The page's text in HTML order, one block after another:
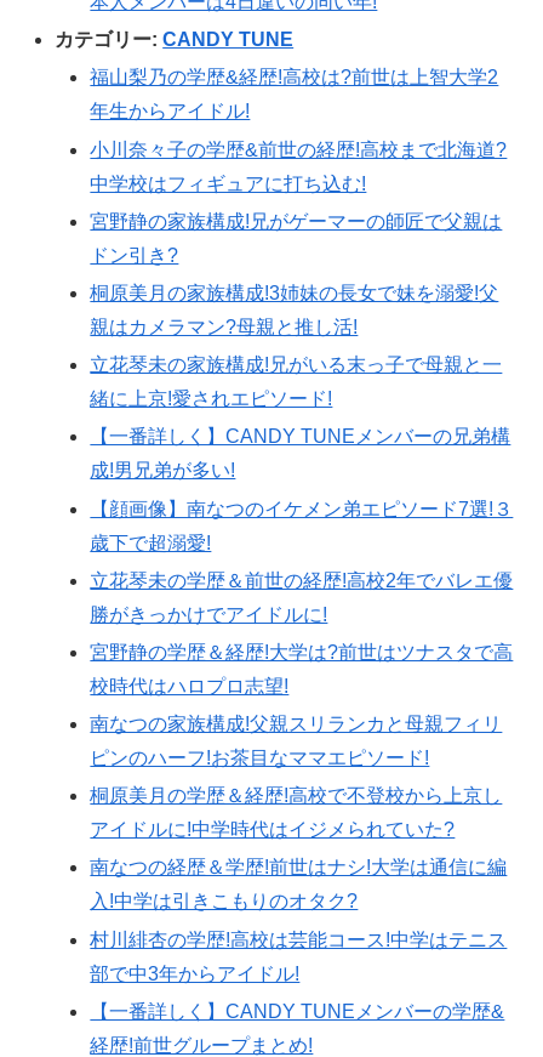
カテゴリー:CANDY TUNE
福山梨乃の学歴&経歴!高校は?前世は上智大学2
年生からアイドル!
小川奈々子の学歴&前世の経歴!高校まで北海道?
中学校はフィギュアに打ち込む!
宮野静の家族構成!兄がゲーマーの師匠で父親は
ドン引き?
桐原美月の家族構成!3姉妹の長女で妹を溺愛!父
親はカメラマン?母親と推し活!
立花琴未の家族構成!兄がいる末っ子で母親と一
緒に上京!愛されエピソード!
【一番詳しく】CANDY TUNEメンバーの兄弟構
成!男兄弟が多い!
【顔画像】南なつのイケメン弟エピソード7選!３
歳下で超溺愛!
立花琴未の学歴＆前世の経歴!高校2年でバレエ優
勝がきっかけでアイドルに!
宮野静の学歴＆経歴!大学は?前世はツナスタで高
校時代はハロプロ志望!
南なつの家族構成!父親スリランカと母親フィリ
ピンのハーフ!お茶目なママエピソード!
桐原美月の学歴＆経歴!高校で不登校から上京し
アイドルに!中学時代はイジメられていた?
南なつの経歴＆学歴!前世はナシ!大学は通信に編
入!中学は引きこもりのオタク?
村川緋杏の学歴!高校は芸能コース!中学はテニス
部で中3年からアイドル!
【一番詳しく】CANDY TUNEメンバーの学歴&
経歴!前世グループまとめ!